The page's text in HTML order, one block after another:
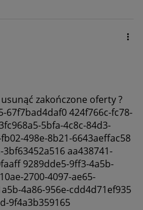
zakończone oferty ?
67f7bad4daf0 424f766c-fc78-
5bfa-4c8c-84d3-
498e-8b21-6643aeffac58
aa438741-
9289dde5-9ff3-4a5b-
2700-4097-ae65-
4a86-956e-cdd4d71ef935
9f4a3b359165